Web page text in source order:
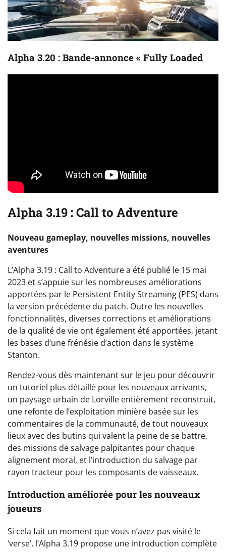
Alpha 3.20 : Bande-annonce « Fully Loaded
Alpha 3.19 : Call to Adventure
Nouveau gameplay, nouvelles missions, nouvelles
aventures
L’Alpha 3.19 : Call to Adventure a été publié le 15 mai
2023 et s’appuie sur les nombreuses améliorations
apportées par le Persistent Entity Streaming (PES) dans
la version précédente du patch. Outre les nouvelles
fonctionnalités, diverses corrections et améliorations
de la qualité de vie ont également été apportées, jetant
les bases d’une frénésie d’action dans le système
Stanton.
Rendez-vous dès maintenant sur le jeu pour découvrir
un tutoriel plus détaillé pour les nouveaux arrivants,
un paysage urbain de Lorville entièrement reconstruit,
une refonte de l’exploitation minière basée sur les
commentaires de la communauté, de tout nouveaux
lieux avec des butins qui valent la peine de se battre,
des missions de salvage palpitantes pour chaque
alignement moral, et l’introduction du salvage par
rayon tracteur pour les composants de vaisseaux.
Introduction améliorée pour les nouveaux
joueurs
Si cela fait un moment que vous n’avez pas visité le
‘verse’, l’Alpha 3.19 propose une introduction complète